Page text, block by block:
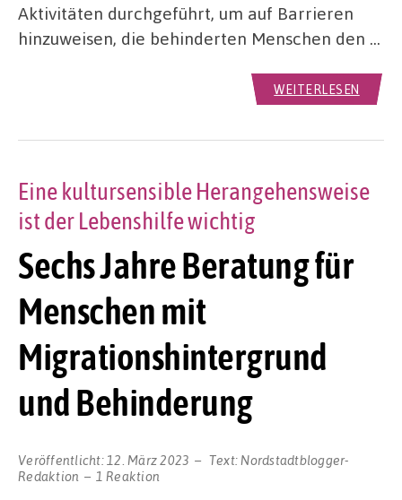
Aktivitäten durchgeführt, um auf Barrieren
hinzuweisen, die behinderten Menschen den …
WEITERLESEN
Sechs Jahre Beratung für
Menschen mit
Migrationshintergrund
und Behinderung
Eine kultursensible Herangehensweise
ist der Lebenshilfe wichtig
Veröffentlicht: 12. März 2023 Text: Nordstadtblogger-
Redaktion
1 Reaktion